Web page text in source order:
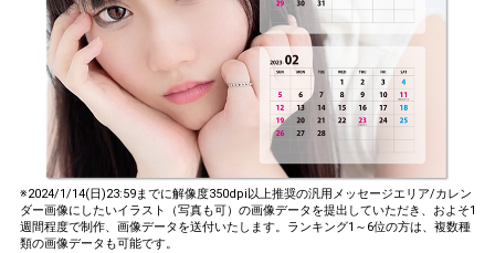
※2024/1/14(日)23:59までに解像度350dpi以上推奨の汎用メッセージエリア/カレン
ダー画像にしたいイラスト（写真も可）の画像データを提出していただき、およそ1
週間程度で制作、画像データを送付いたします。ランキング1～6位の方は、複数種
類の画像データも可能です。